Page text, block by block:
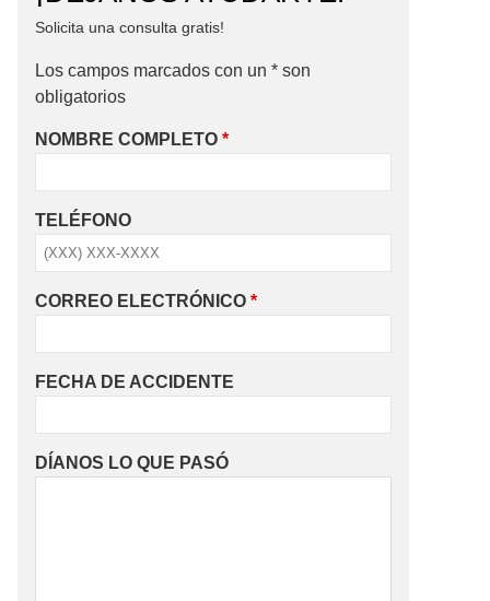
Solicita una consulta gratis!
Los campos marcados con un * son
obligatorios
NOMBRE COMPLETO *
TELÉFONO
CORREO ELECTRÓNICO *
FECHA DE ACCIDENTE
DÍANOS LO QUE PASÓ